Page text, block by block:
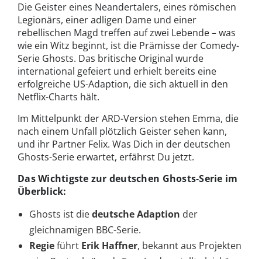
Die Geister eines Neandertalers, eines römischen
Legionärs, einer adligen Dame und einer
rebellischen Magd treffen auf zwei Lebende – was
wie ein Witz beginnt, ist die Prämisse der Comedy-
Serie Ghosts. Das britische Original wurde
international gefeiert und erhielt bereits eine
erfolgreiche US-Adaption, die sich aktuell in den
Netflix-Charts hält.
Im Mittelpunkt der ARD-Version stehen Emma, die
nach einem Unfall plötzlich Geister sehen kann,
und ihr Partner Felix. Was Dich in der deutschen
Ghosts-Serie erwartet, erfährst Du jetzt.
Das Wichtigste zur deutschen Ghosts-Serie im
Überblick:
Ghosts ist diedeutsche Adaption der
gleichnamigen BBC-Serie.
Regieführt Erik Haffner, bekannt aus Projekten